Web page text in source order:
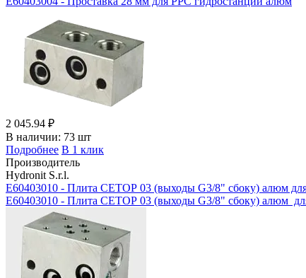
2 045.94 ₽
В наличии: 73 шт
Подробнее В 1 клик
Производитель
Hydronit S.r.l.
E60403010 - Плита СЕТОР 03 (выходы G3/8" сбоку) алюм
E60403010 - Плита СЕТОР 03 (выходы G3/8" сбоку) алюм